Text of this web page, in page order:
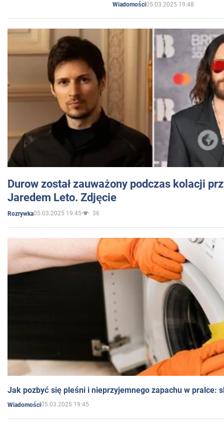
Wiadomości05.03.2025 19:48
Durow został zauważony podczas kolacji
Jaredem Leto. Zdjęcie
Rozrywka05.03.2025 19:45 36
Jak pozbyć się pleśni i nieprzyjemnego zapachu w pralce:
Wiadomości05.03.2025 19:45